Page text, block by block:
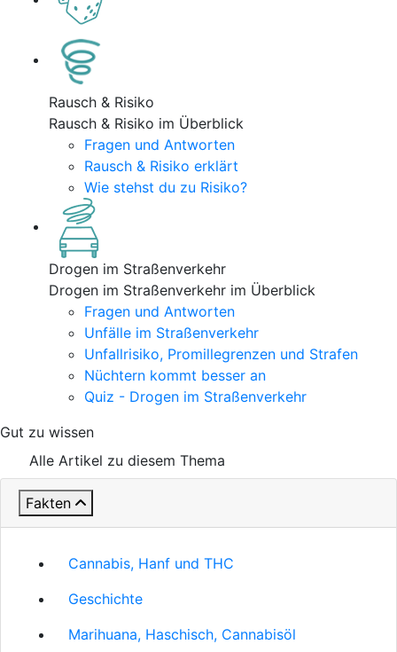
Rausch & Risiko
Rausch & Risiko im Überblick
Fragen und Antworten
Rausch & Risiko erklärt
Wie stehst du zu Risiko?
Drogen im Straßenverkehr
Drogen im Straßenverkehr im Überblick
Fragen und Antworten
Unfälle im Straßenverkehr
Unfallrisiko, Promillegrenzen und Strafen
Nüchtern kommt besser an
Quiz - Drogen im Straßenverkehr
Gut zu wissen
Alle Artikel zu diesem Thema
Fakten
Cannabis, Hanf und THC
Geschichte
Marihuana, Haschisch, Cannabisöl